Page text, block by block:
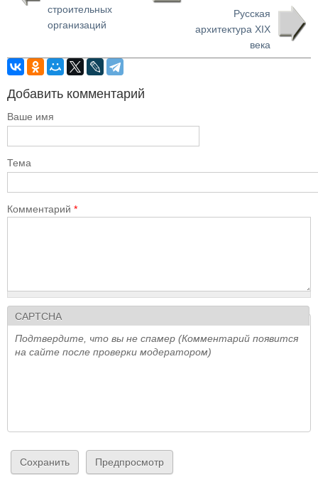
строительных
организаций
Русская
архитектура XIX
века
Добавить комментарий
Ваше имя
Тема
Комментарий *
CAPTCHA
Подтвердите, что вы не спамер (Комментарий появится
на сайте после проверки модератором)